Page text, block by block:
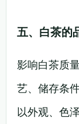
五、白茶的
影响白茶质
艺、储存条
以外观、色